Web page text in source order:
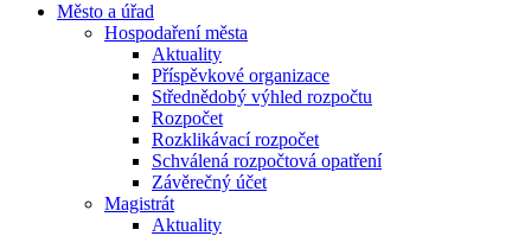
Město a úřad
Hospodaření města
Aktuality
Příspěvkové organizace
Střednědobý výhled rozpočtu
Rozpočet
Rozklikávací rozpočet
Schválená rozpočtová opatření
Závěrečný účet
Magistrát
Aktuality